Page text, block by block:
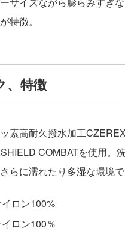
特徴。
、特徴
素高耐久撥水加工
COMBATを使用。
らに濡れたり多湿な環境で
ロン100%
ロン100％